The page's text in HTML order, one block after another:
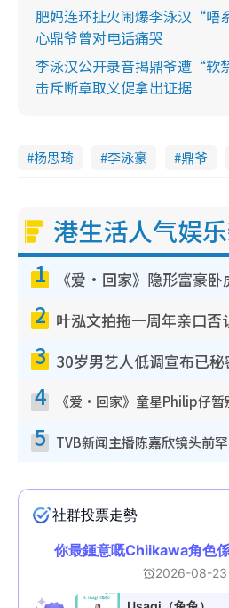
肥妈连环扯火闹爆李泳汉“唔
心鼎爷曾对电话痛哭
李泳汉公开录音揭鼎爷遭“软
击斥断章取义促拿出证据
杨思琦 李泳豪 鼎爷
港生活人气娱
1
2
3
4
5